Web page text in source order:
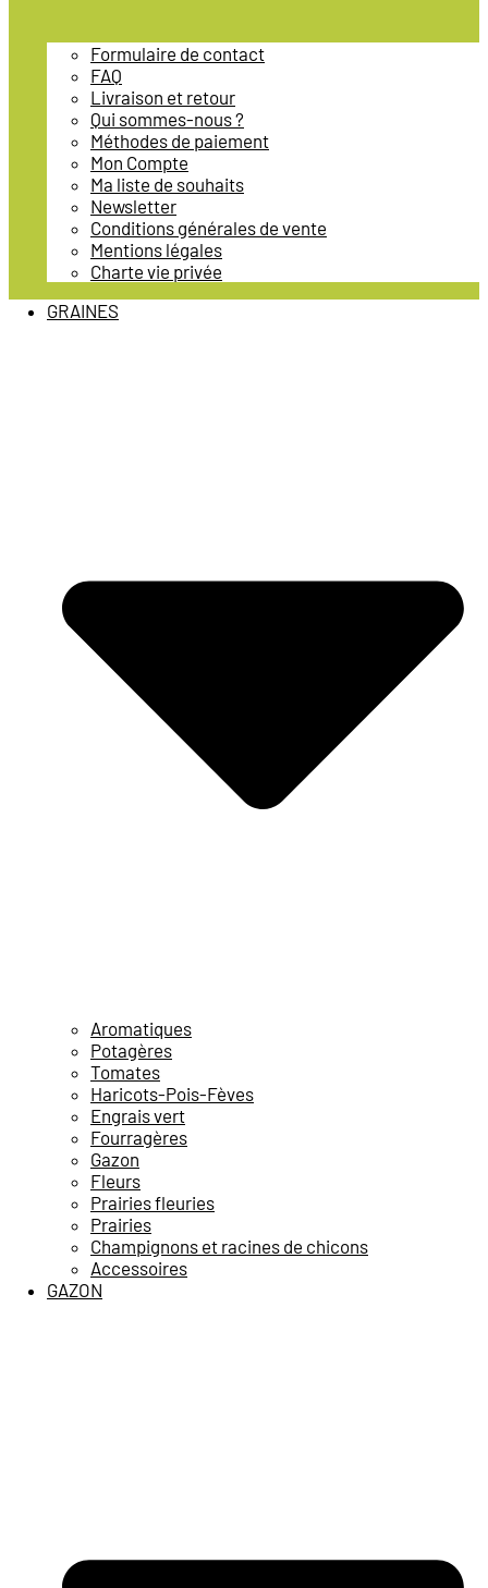
Formulaire de contact
FAQ
Livraison et retour
Qui sommes-nous ?
Méthodes de paiement
Mon Compte
Ma liste de souhaits
Newsletter
Conditions générales de vente
Mentions légales
Charte vie privée
GRAINES
Aromatiques
Potagères
Tomates
Haricots-Pois-Fèves
Engrais vert
Fourragères
Gazon
Fleurs
Prairies fleuries
Prairies
Champignons et racines de chicons
Accessoires
GAZON